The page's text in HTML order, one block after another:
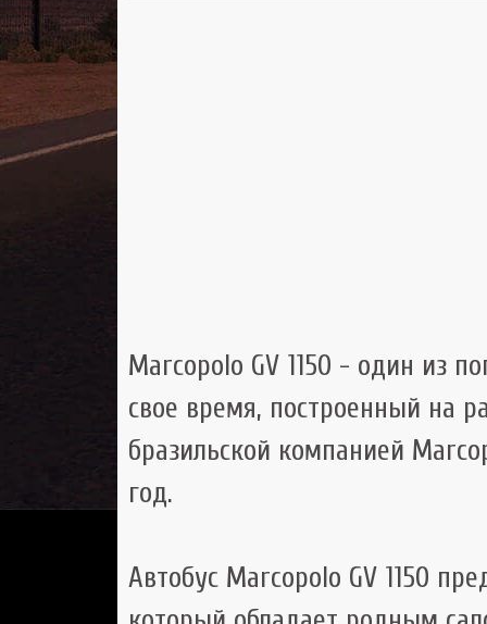
Marcopolo GV 1150 - один из
свое время, построенный на
бразильской компанией
год.
Автобус Marcopolo GV 1150